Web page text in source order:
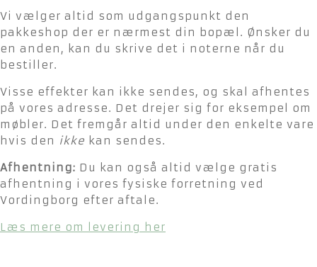
Vi vælger altid som udgangspunkt den
pakkeshop der er nærmest din bopæl. Ønsker du
en anden, kan du skrive det i noterne når du
bestiller.
Visse effekter kan ikke sendes, og skal afhentes
på vores adresse. Det drejer sig for eksempel om
møbler. Det fremgår altid under den enkelte vare
hvis den ikke kan sendes.
Afhentning: Du kan også altid vælge gratis
afhentning i vores fysiske forretning ved
Vordingborg efter aftale.
Læs mere om levering her